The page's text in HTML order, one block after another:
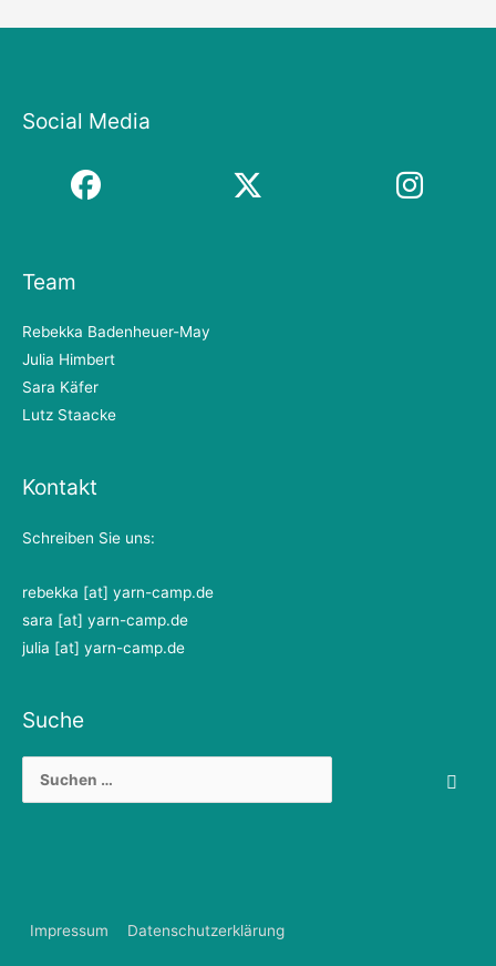
Social Media
Team
Rebekka Badenheuer-May
Julia Himbert
Sara Käfer
Lutz Staacke
Kontakt
Schreiben Sie uns:
rebekka [at] yarn-camp.de
sara [at] yarn-camp.de
julia [at] yarn-camp.de
Suche
Impressum Datenschutzerklärung